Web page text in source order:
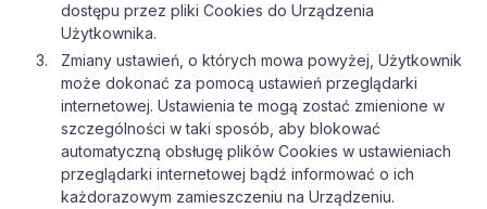
dostępu przez pliki Cookies do Urządzenia
Użytkownika.
Zmiany ustawień, o których mowa powyżej, Użytkownik
może dokonać za pomocą ustawień przeglądarki
internetowej. Ustawienia te mogą zostać zmienione w
szczególności w taki sposób, aby blokować
automatyczną obsługę plików Cookies w ustawieniach
przeglądarki internetowej bądź informować o ich
każdorazowym zamieszczeniu na Urządzeniu.